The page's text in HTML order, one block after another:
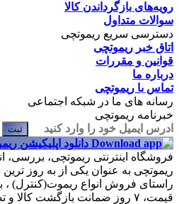
رویه‌های بازگرداندن کالا
سوالات متداول
دسترسی سریع ریموتچی
اتاق خبر ریموتچی
قوانین و مقررات
درباره ما
تماس با ریموتچی
رسانه های ما در شبکه اجتماعی
خبرنامه ریموتچی
ثبت
دانلود اپلیکیشن
فروشگاه اینترنتی ریموتچی، بررسی،
ریموتچی به عنوان یکی از به روز ترین
راستای فروش انواع ریموت(کنترل) ،
قیمت، ۷ روز ضمانت بازگشت